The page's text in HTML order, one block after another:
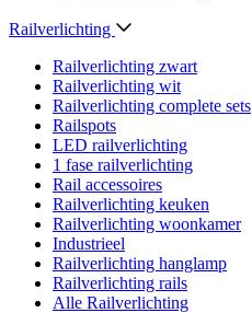
Railverlichting
Railverlichting zwart
Railverlichting wit
Railverlichting complete sets
Railspots
LED railverlichting
1 fase railverlichting
Rail accessoires
Railverlichting keuken
Railverlichting woonkamer
Industrieel
Railverlichting hanglamp
Railverlichting rails
Alle Railverlichting